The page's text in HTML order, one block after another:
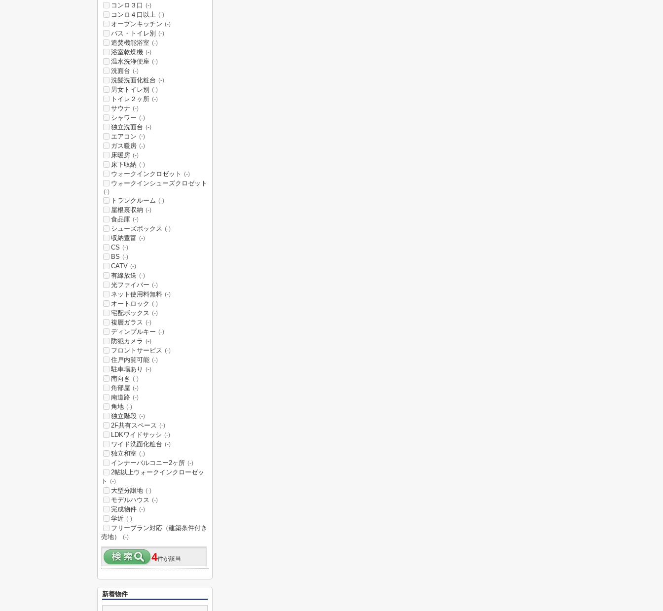
コンロ３口 (-)
コンロ４口以上 (-)
オープンキッチン (-)
バス・トイレ別 (-)
追焚機能浴室 (-)
浴室乾燥機 (-)
温水洗浄便座 (-)
洗面台 (-)
洗髪洗面化粧台 (-)
男女トイレ別 (-)
トイレ２ヶ所 (-)
サウナ (-)
シャワー (-)
独立洗面台 (-)
エアコン (-)
ガス暖房 (-)
床暖房 (-)
床下収納 (-)
ウォークインクロゼット (-)
ウォークインシューズクロゼット
(-)
トランクルーム (-)
屋根裏収納 (-)
食品庫 (-)
シューズボックス (-)
収納豊富 (-)
CS (-)
BS (-)
CATV (-)
有線放送 (-)
光ファイバー (-)
ネット使用料無料 (-)
オートロック (-)
宅配ボックス (-)
複層ガラス (-)
ディンプルキー (-)
防犯カメラ (-)
フロントサービス (-)
住戸内覧可能 (-)
駐車場あり (-)
南向き (-)
角部屋 (-)
南道路 (-)
角地 (-)
独立階段 (-)
2F共有スペース (-)
LDKワイドサッシ (-)
ワイド洗面化粧台 (-)
独立和室 (-)
インナーバルコニー2ヶ所 (-)
2帖以上ウォークインクローゼッ
ト
(-)
大型分譲地 (-)
モデルハウス (-)
完成物件 (-)
学近 (-)
フリープラン対応（建築条件付き
売地）
(-)
4件が該当
新着物件